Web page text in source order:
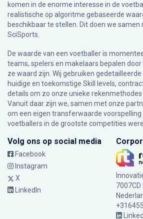
komen in de enorme interesse in de
realistische op algoritme gebaseerde
beschikbaar te stellen. Dit doen we
SciSports
De waarde van een voetballer is
teams, spelers en makelaars bepalen
ze waard zijn. Wij gebruiken
huidige en toekomstige Skill levels,
details om zo onze unieke rekenmethodes
Vanuit daar zijn we, samen met onze
om een eigen transferwaarde voorspelling
voetballers in de grootste competities
Volg ons op social media
Facebook
Instagram
X
LinkedIn